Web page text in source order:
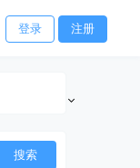
登录 注册
搜索